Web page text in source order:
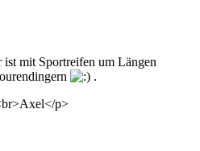
mit Sportreifen um Längen
.
p>